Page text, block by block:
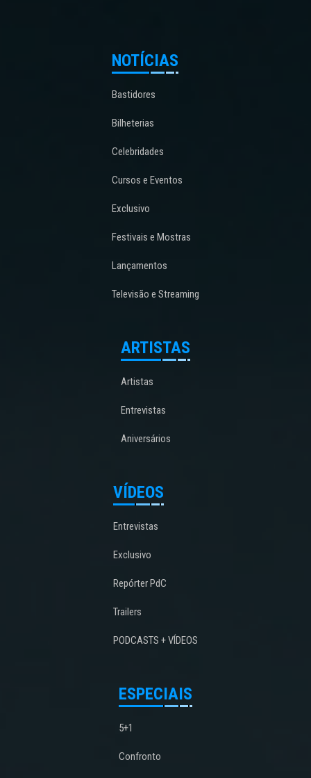
NOTÍCIAS
Bastidores
Bilheterias
Celebridades
Cursos e Eventos
Exclusivo
Festivais e Mostras
Lançamentos
Televisão e Streaming
ARTISTAS
Artistas
Entrevistas
Aniversários
VÍDEOS
Entrevistas
Exclusivo
Repórter PdC
Trailers
PODCASTS + VÍDEOS
ESPECIAIS
5+1
Confronto